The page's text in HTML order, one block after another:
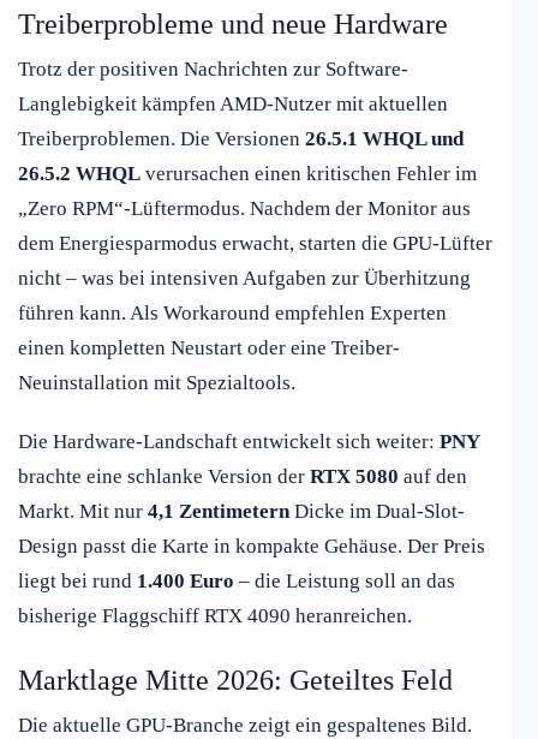
Treiberprobleme und neue Hardware
Trotz der positiven Nachrichten zur Software-
Langlebigkeit kämpfen AMD-Nutzer mit aktuellen
Treiberproblemen. Die Versionen 26.5.1 WHQL und
26.5.2 WHQL verursachen einen kritischen Fehler im
„Zero RPM“-Lüftermodus. Nachdem der Monitor aus
dem Energiesparmodus erwacht, starten die GPU-Lüfter
nicht – was bei intensiven Aufgaben zur Überhitzung
führen kann. Als Workaround empfehlen Experten
einen kompletten Neustart oder eine Treiber-
Neuinstallation mit Spezialtools.
Die Hardware-Landschaft entwickelt sich weiter: PNY
brachte eine schlanke Version der RTX 5080 auf den
Markt. Mit nur 4,1 ZentimeternDicke im Dual-Slot-
Design passt die Karte in kompakte Gehäuse. Der Preis
liegt bei rund 1.400 Euro – die Leistung soll an das
bisherige Flaggschiff RTX 4090 heranreichen.
Marktlage Mitte 2026: Geteiltes Feld
Die aktuelle GPU-Branche zeigt ein gespaltenes Bild.